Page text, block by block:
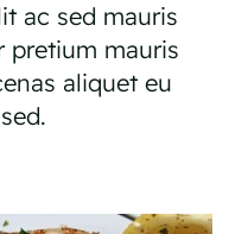
ac sed mauris
pretium mauris
aliquet eu